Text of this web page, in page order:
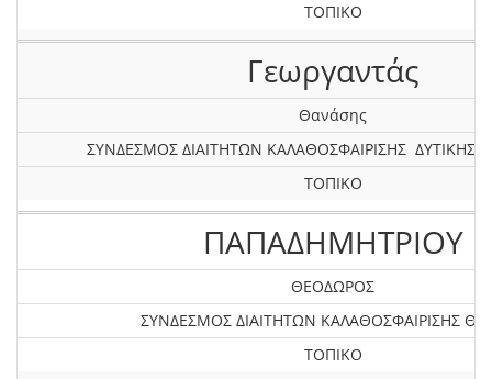
ΤΟΠΙΚΟ
Γεωργαντάς
Θανάσης
ΣΥΝΔΕΣΜΟΣ ΔΙΑΙΤΗΤΩΝ ΚΑΛΑΘΟΣΦΑΙΡΙΣΗΣ ΔΥΤΙΚΗΣ
ΤΟΠΙΚΟ
ΠΑΠΑΔΗΜΗΤΡΙΟΥ
ΘΕΟΔΩΡΟΣ
ΣΥΝΔΕΣΜΟΣ ΔΙΑΙΤΗΤΩΝ ΚΑΛΑΘΟΣΦΑΙΡΙΣΗΣ
ΤΟΠΙΚΟ